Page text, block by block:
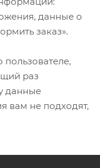
данные о
заказ».
раз
данные
вам не подходят,